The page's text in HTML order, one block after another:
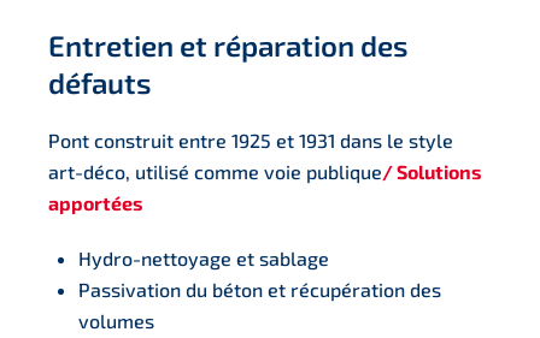
Entretien et réparation des
défauts
Pont construit entre 1925 et 1931 dans le style
art-déco, utilisé comme voie publique/ Solutions
apportées
Hydro-nettoyage et sablage
Passivation du béton et récupération des
volumes